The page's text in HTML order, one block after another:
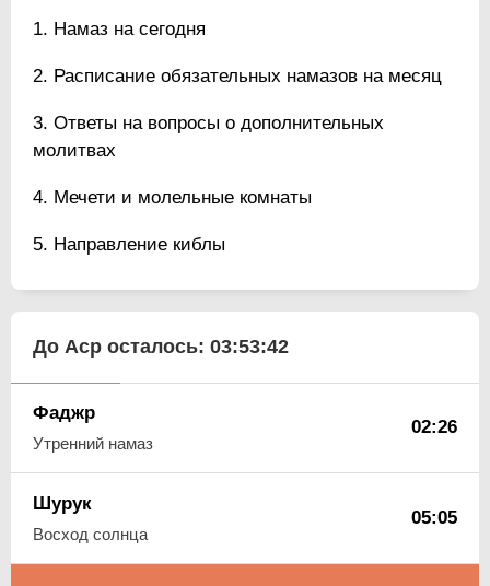
Намаз на сегодня
Расписание обязательных намазов на месяц
Ответы на вопросы о дополнительных
молитвах
Мечети и молельные комнаты
Направление киблы
До Аср осталось: 03:53:42
Фаджр
Утренний намаз
02:26
Шурук
Восход солнца
05:05